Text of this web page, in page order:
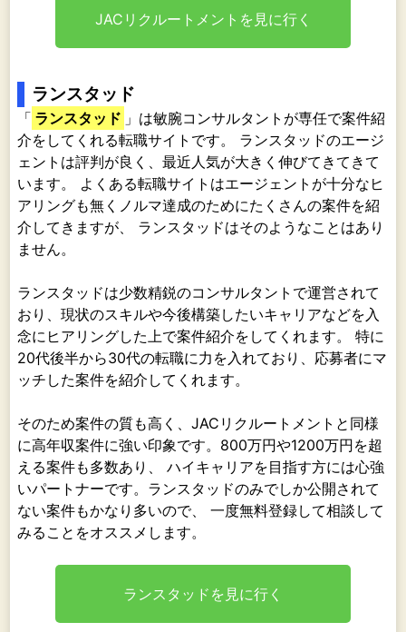
JACリクルートメントを見に行く
ランスタッド
「 ランスタッド 」は敏腕コンサルタントが専任で案件紹
介をしてくれる転職サイトです。 ランスタッドのエージ
ェントは評判が良く、最近人気が大きく伸びてきてきて
います。 よくある転職サイトはエージェントが十分なヒ
アリングも無くノルマ達成のためにたくさんの案件を紹
介してきますが、 ランスタッドはそのようなことはあり
ません。
ランスタッドは少数精鋭のコンサルタントで運営されて
おり、現状のスキルや今後構築したいキャリアなどを入
念にヒアリングした上で案件紹介をしてくれます。 特に
20代後半から30代の転職に力を入れており、応募者にマ
ッチした案件を紹介してくれます。
そのため案件の質も高く、JACリクルートメントと同様
に高年収案件に強い印象です。800万円や1200万円を超
える案件も多数あり、 ハイキャリアを目指す方には心強
いパートナーです。ランスタッドのみでしか公開されて
ない案件もかなり多いので、 一度無料登録して相談して
みることをオススメします。
ランスタッドを見に行く